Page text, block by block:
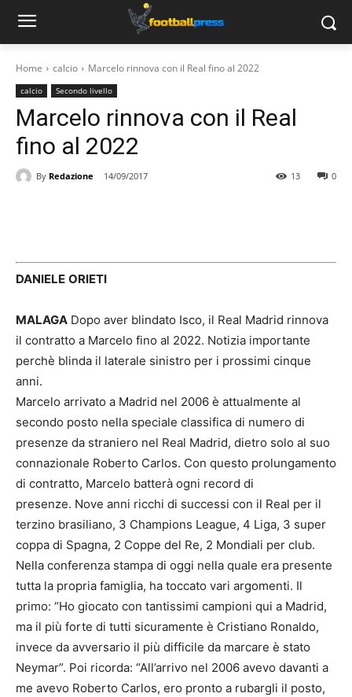
Home calcio Marcelo rinnova con il Real fino al 2022
calcio Secondo livello
Marcelo rinnova con il Real
fino al 2022
By Redazione 14/09/2017 0
13
DANIELE ORIETI
MALAGA Dopo aver blindato Isco, il Real Madrid rinnova
il contratto a Marcelo fino al 2022. Notizia importante
perchè blinda il laterale sinistro per i prossimi cinque
anni.
Marcelo arrivato a Madrid nel 2006 è attualmente al
secondo posto nella speciale classifica di numero di
presenze da straniero nel Real Madrid, dietro solo al suo
connazionale Roberto Carlos. Con questo prolungamento
di contratto, Marcelo batterà ogni record di
presenze. Nove anni ricchi di successi con il Real per il
terzino brasiliano, 3 Champions League, 4 Liga, 3 super
coppa di Spagna, 2 Coppe del Re, 2 Mondiali per club.
Nella conferenza stampa di oggi nella quale era presente
tutta la propria famiglia, ha toccato vari argomenti. Il
primo: “Ho giocato con tantissimi campioni qui a Madrid,
ma il più forte di tutti sicuramente è Cristiano Ronaldo,
invece da avversario il più difficile da marcare è stato
Neymar”. Poi ricorda: “All’arrivo nel 2006 avevo davanti a
me avevo Roberto Carlos, ero pronto a rubargli il posto,